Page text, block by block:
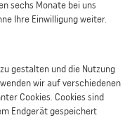
sechs Monate bei uns
Ihre Einwilligung weiter.
gestalten und die Nutzung
wir auf verschiedenen
Cookies. Cookies sind
Endgerät gespeichert